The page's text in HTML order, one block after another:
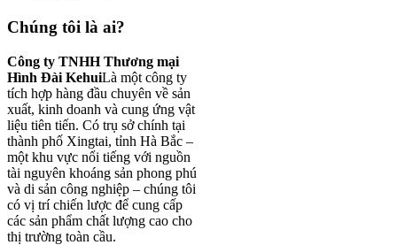
Chúng tôi là ai?
Công ty TNHH Thương mại
Hình Đài KehuiLà một công ty
tích hợp hàng đầu chuyên về sản
xuất, kinh doanh và cung ứng vật
liệu tiên tiến. Có trụ sở chính tại
thành phố Xingtai, tỉnh Hà Bắc –
một khu vực nổi tiếng với nguồn
tài nguyên khoáng sản phong phú
và di sản công nghiệp – chúng tôi
có vị trí chiến lược để cung cấp
các sản phẩm chất lượng cao cho
thị trường toàn cầu.